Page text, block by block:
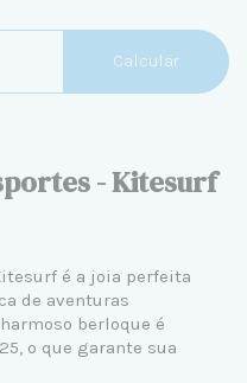
Calcular
- Kitesurf
é a joia perfeita
de aventuras
berloque é
o que garante sua